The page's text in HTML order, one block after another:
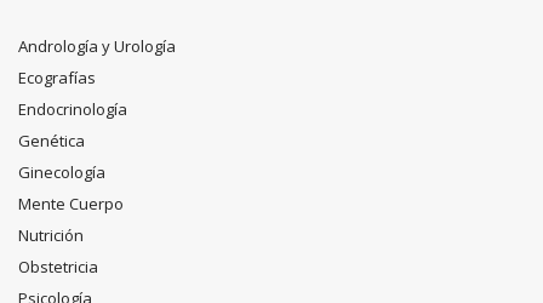
Andrología y Urología
Ecografías
Endocrinología
Genética
Ginecología
Mente Cuerpo
Nutrición
Obstetricia